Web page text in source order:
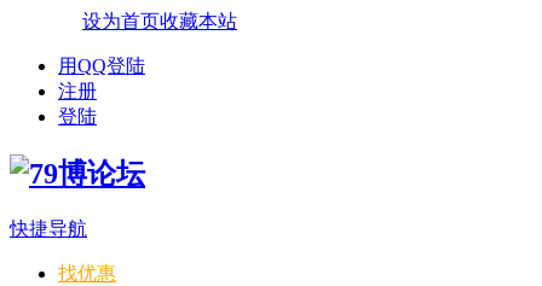
设为首页收藏本站
用QQ登陆
注册
登陆
快捷导航
找优惠